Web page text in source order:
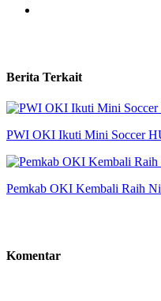
Berita Terkait
PWI OKI Ikuti Mini Soccer
Pemkab OKI Kembali Raih
Komentar